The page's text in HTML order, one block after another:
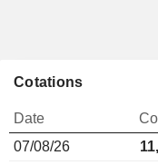
Cotations
Date
07/08/26